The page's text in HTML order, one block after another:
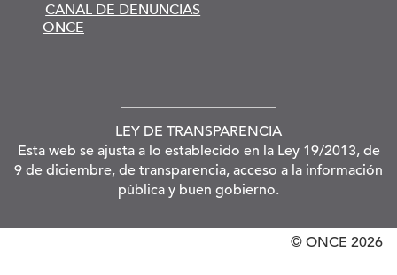
CANAL DE DENUNCIAS
ONCE
LEY DE TRANSPARENCIA
Esta web se ajusta a lo establecido en la Ley 19/2013, de
9 de diciembre, de transparencia, acceso a la información
pública y buen gobierno.
© ONCE 2026